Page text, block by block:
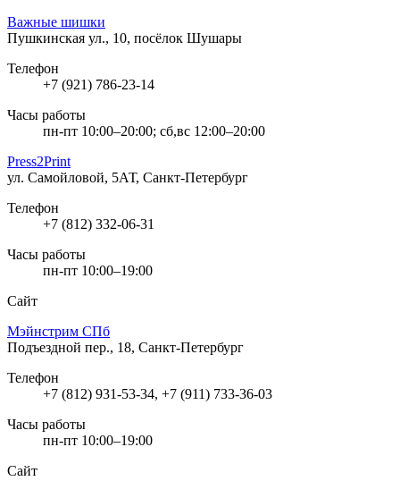
Важные шишки
Пушкинская ул., 10, посёлок Шушары
Телефон
+7 (921) 786-23-14
Часы работы
пн-пт 10:00–20:00; сб,вс 12:00–20:00
Press2Print
ул. Самойловой, 5АТ, Санкт-Петербург
Телефон
+7 (812) 332-06-31
Часы работы
пн-пт 10:00–19:00
Сайт
Мэйнстрим СПб
Подъездной пер., 18, Санкт-Петербург
Телефон
+7 (812) 931-53-34, +7 (911) 733-36-03
Часы работы
пн-пт 10:00–19:00
Сайт